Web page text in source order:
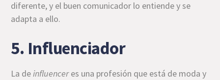
diferente, y el buen comunicador lo entiende y se
adapta a ello.
5. Influenciador
La de influenceres una profesión que está de moda y